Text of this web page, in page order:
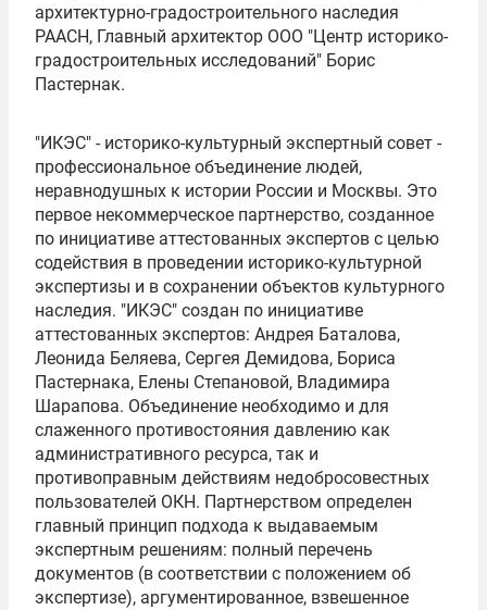
архитектурно-градостроительного наследия
РААСН, Главный архитектор ООО "Центр историко-
градостроительных исследований" Борис
Пастернак.
"ИКЭС" - историко-культурный экспертный совет -
профессиональное объединение людей,
неравнодушных к истории России и Москвы. Это
первое некоммерческое партнерство, созданное
по инициативе аттестованных экспертов с целью
содействия в проведении историко-культурной
экспертизы и в сохранении объектов культурного
наследия. "ИКЭС" создан по инициативе
аттестованных экспертов: Андрея Баталова,
Леонида Беляева, Сергея Демидова, Бориса
Пастернака, Елены Степановой, Владимира
Шарапова. Объединение необходимо и для
слаженного противостояния давлению как
административного ресурса, так и
противоправным действиям недобросовестных
пользователей ОКН. Партнерством определен
главный принцип подхода к выдаваемым
экспертным решениям: полный перечень
документов (в соответствии с положением об
экспертизе), аргументированное, взвешенное